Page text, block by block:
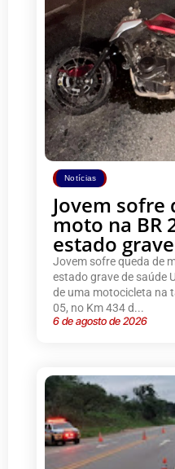
Notícias
Jovem sofre
moto na BR
estado
Jovem sofre queda de
estado grave de saúde
de uma motocicleta na
05, no Km 434 d...
6 de agosto de 2026